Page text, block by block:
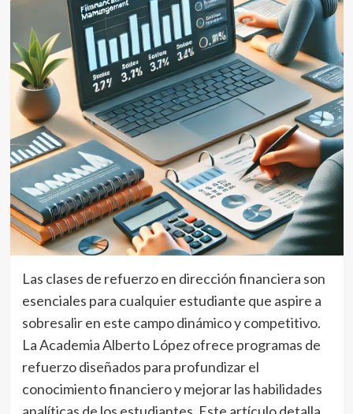
Las clases de refuerzo en dirección financiera son
esenciales para cualquier estudiante que aspire a
sobresalir en este campo dinámico y competitivo.
La Academia Alberto López ofrece programas de
refuerzo diseñados para profundizar el
conocimiento financiero y mejorar las habilidades